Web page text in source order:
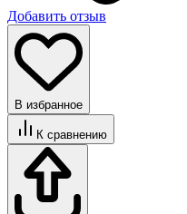
Добавить отзыв
В избранное
К сравнению